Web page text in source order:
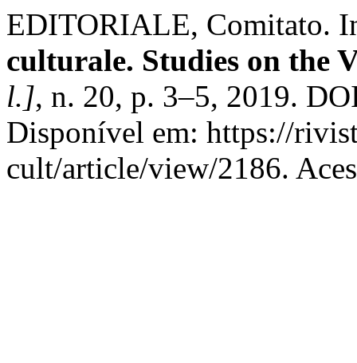
EDITORIALE, Comitato.
culturale. Studies on the
l.], n. 20, p. 3–5, 2019.
Disponível em: https://
cult/article/view/2186.